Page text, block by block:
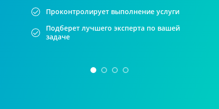
Проконтролирует выполнение услуги
Подберет лучшего эксперта по вашей
задаче